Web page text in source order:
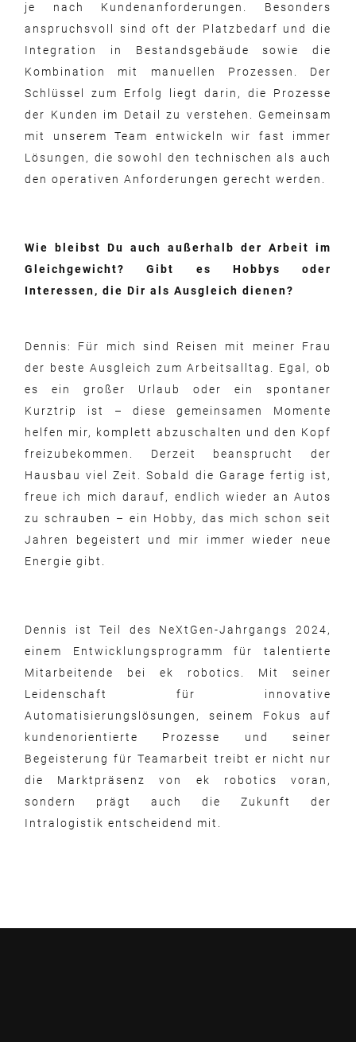
je nach Kundenanforderungen. Besonders
anspruchsvoll sind oft der Platzbedarf und die
Integration in Bestandsgebäude sowie die
Kombination mit manuellen Prozessen. Der
Schlüssel zum Erfolg liegt darin, die Prozesse
der Kunden im Detail zu verstehen. Gemeinsam
mit unserem Team entwickeln wir fast immer
Lösungen, die sowohl den technischen als auch
den operativen Anforderungen gerecht werden.
Wie bleibst Du auch außerhalb der Arbeit im
Gleichgewicht? Gibt es Hobbys oder
Interessen, die Dir als Ausgleich dienen?
Dennis: Für mich sind Reisen mit meiner Frau
der beste Ausgleich zum Arbeitsalltag. Egal, ob
es ein großer Urlaub oder ein spontaner
Kurztrip ist – diese gemeinsamen Momente
helfen mir, komplett abzuschalten und den Kopf
freizubekommen. Derzeit beansprucht der
Hausbau viel Zeit. Sobald die Garage fertig ist,
freue ich mich darauf, endlich wieder an Autos
zu schrauben – ein Hobby, das mich schon seit
Jahren begeistert und mir immer wieder neue
Energie gibt.
Dennis ist Teil des NeXtGen-Jahrgangs 2024,
einem Entwicklungsprogramm für talentierte
Mitarbeitende bei ek robotics. Mit seiner
Leidenschaft für innovative
Automatisierungslösungen, seinem Fokus auf
kundenorientierte Prozesse und seiner
Begeisterung für Teamarbeit treibt er nicht nur
die Marktpräsenz von ek robotics voran,
sondern prägt auch die Zukunft der
Intralogistik entscheidend mit.